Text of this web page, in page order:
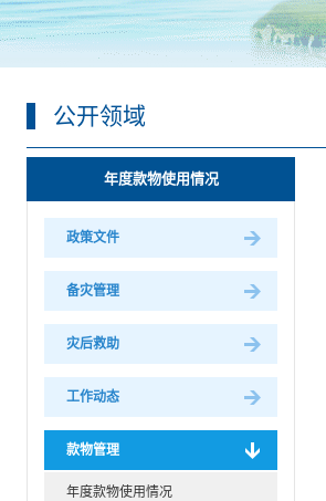
公开领域
年度款物使用情况
政策文件
备灾管理
灾后救助
工作动态
款物管理
年度款物使用情况